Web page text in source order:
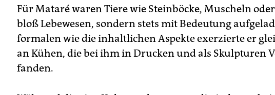
Für Mataré waren Tiere wie Steinböcke, Muscheln
bloß Lebewesen, sondern stets mit Bedeutung
formalen wie die inhaltlichen Aspekte exerzierte er
an Kühen, die bei ihm in Drucken und als Skulpturen
fanden.